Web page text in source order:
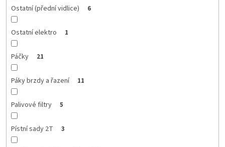
Ostatní (přední vidlice) 6
Ostatní elektro 1
Páčky 21
Páky brzdy a řazení 11
Palivové filtry 5
Pístní sady 2T 3